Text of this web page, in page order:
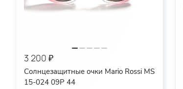
3 200 ₽
Солнцезащитные очки Mario Rossi MS
15-024 09P 44